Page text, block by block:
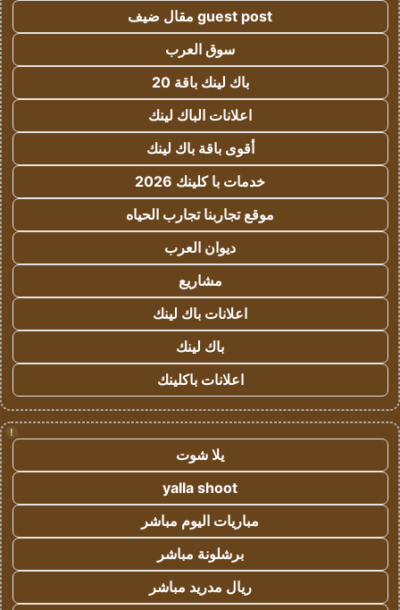
guest post مقال ضيف
سوق العرب
باك لينك باقة 20
اعلانات الباك لينك
أقوى باقة باك لينك
خدمات با كلينك 2026
موقع تجاربنا تجارب الحياه
ديوان العرب
مشاريع
اعلانات باك لينك
باك لينك
اعلانات باكلينك
!
يلا شوت
yalla shoot
مباريات اليوم مباشر
برشلونة مباشر
ريال مدريد مباشر